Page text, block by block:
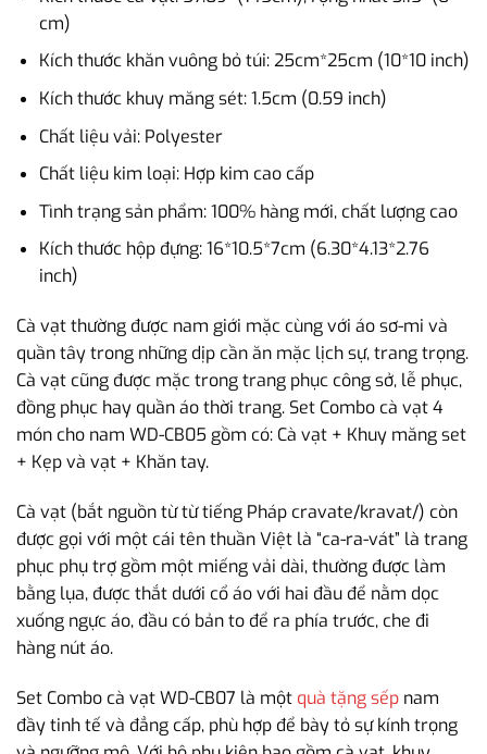
cm)
Kích thước khăn vuông bỏ túi: 25cm*25cm (10*10 inch)
Kích thước khuy măng sét: 1.5cm (0.59 inch)
Chất liệu vải: Polyester
Chất liệu kim loại: Hợp kim cao cấp
Tình trạng sản phẩm: 100% hàng mới, chất lượng cao
Kích thước hộp đựng: 16*10.5*7cm (6.30*4.13*2.76
inch)
Cà vạt thường được nam giới mặc cùng với áo sơ-mi và
quần tây trong những dịp cần ăn mặc lịch sự, trang trọng.
Cà vạt cũng được mặc trong trang phục công sở, lễ phục,
đồng phục hay quần áo thời trang. Set Combo cà vạt 4
món cho nam WD-CB05 gồm có: Cà vạt + Khuy măng set
+ Kẹp và vạt + Khăn tay.
Cà vạt (bắt nguồn từ từ tiếng Pháp cravate/kravat/) còn
được gọi với một cái tên thuần Việt là “ca-ra-vát” là trang
phục phụ trợ gồm một miếng vải dài, thường được làm
bằng lụa, được thắt dưới cổ áo với hai đầu để nằm dọc
xuống ngực áo, đầu có bản to để ra phía trước, che đi
hàng nút áo.
Set Combo cà vạt WD-CB07 là một quà tặng sếp nam
đầy tinh tế và đẳng cấp, phù hợp để bày tỏ sự kính trọng